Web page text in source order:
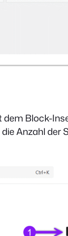
Block-
Anzahl der